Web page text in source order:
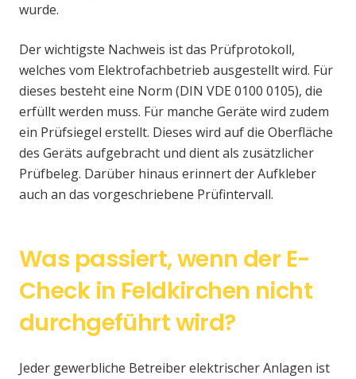
wurde.
Der wichtigste Nachweis ist das Prüfprotokoll,
welches vom Elektrofachbetrieb ausgestellt wird. Für
dieses besteht eine Norm (DIN VDE 0100 0105), die
erfüllt werden muss. Für manche Geräte wird zudem
ein Prüfsiegel erstellt. Dieses wird auf die Oberfläche
des Geräts aufgebracht und dient als zusätzlicher
Prüfbeleg. Darüber hinaus erinnert der Aufkleber
auch an das vorgeschriebene Prüfintervall.
Was passiert, wenn der E-
Check in Feldkirchen nicht
durchgeführt wird?
Jeder gewerbliche Betreiber elektrischer Anlagen ist